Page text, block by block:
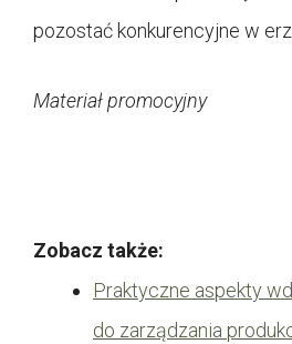
pozostać konkurencyjne w
Materiał promocyjny
Zobacz także:
Praktyczne aspekty
do zarządzania